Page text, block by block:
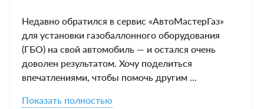
Недавно обратился в сервис «АвтоМастерГаз»
для установки газобаллонного оборудования
(ГБО) на свой автомобиль — и остался очень
доволен результатом. Хочу поделиться
впечатлениями, чтобы помочь другим ...
Показать полностью